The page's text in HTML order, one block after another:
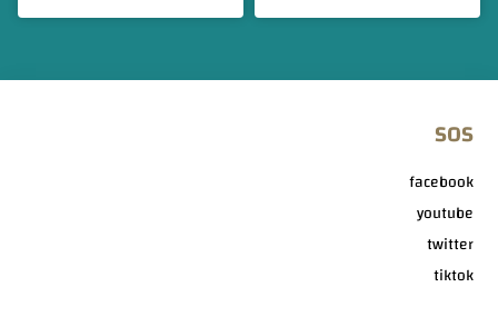
SOS
facebook
youtube
twitter
tiktok